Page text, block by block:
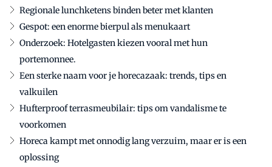
Regionale lunchketens binden beter met klanten
Gespot: een enorme bierpul als menukaart
Onderzoek: Hotelgasten kiezen vooral met hun
portemonnee.
Een sterke naam voor je horecazaak: trends, tips en
valkuilen
Hufterproof terrasmeubilair: tips om vandalisme te
voorkomen
Horeca kampt met onnodig lang verzuim, maar er is een
oplossing